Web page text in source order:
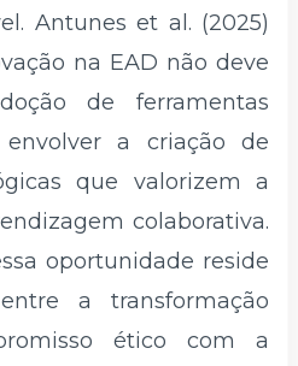
Antunes et al. (2025)
na EAD não deve
de ferramentas
envolver a criação de
que valorizem a
colaborativa.
oportunidade reside
a transformação
ético com a